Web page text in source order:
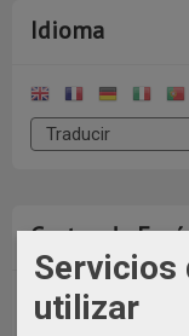
Idioma
Costes de
GRATIS *
Servicios
utilizar